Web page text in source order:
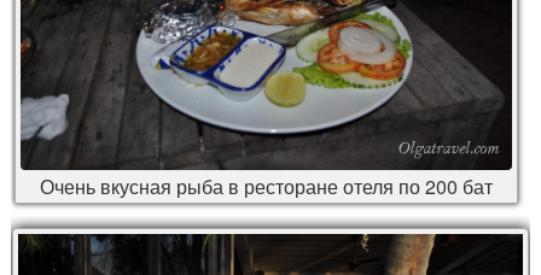
Очень вкусная рыба в ресторане отеля по 200 бат